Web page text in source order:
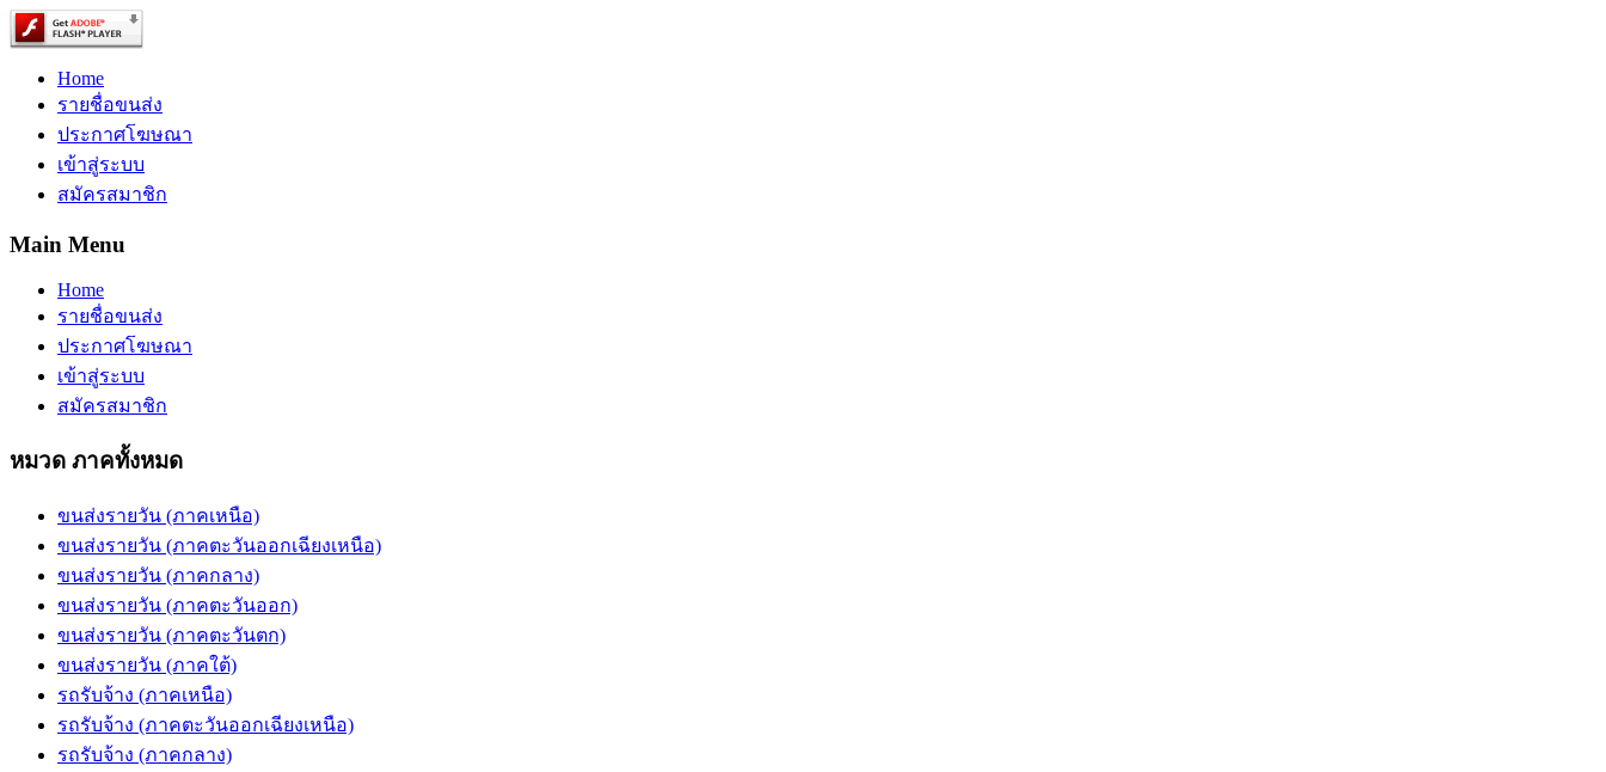
Home
รายชื่อขนส่ง
ประกาศโฆษณา
เข้าสู่ระบบ
สมัครสมาชิก
Main Menu
Home
รายชื่อขนส่ง
ประกาศโฆษณา
เข้าสู่ระบบ
สมัครสมาชิก
หมวด ภาคทั้งหมด
ขนส่งรายวัน (ภาคเหนือ)
ขนส่งรายวัน (ภาคตะวันออกเฉียงเหนือ)
ขนส่งรายวัน (ภาคกลาง)
ขนส่งรายวัน (ภาคตะวันออก)
ขนส่งรายวัน (ภาคตะวันตก)
ขนส่งรายวัน (ภาคใต้)
รถรับจ้าง (ภาคเหนือ)
รถรับจ้าง (ภาคตะวันออกเฉียงเหนือ)
รถรับจ้าง (ภาคกลาง)